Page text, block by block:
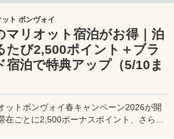
ット ボンヴォイ
マリオット宿泊がお得｜泊
たび2,500ポイント＋ブラ
宿泊で特典アップ（5/10ま
ットボンヴォイ春キャンペーン2026が開
在ごとに2,500ボーナスポイント、さらに